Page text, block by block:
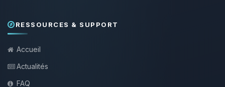
RESSOURCES & SUPPORT
Accueil
Actualités
FAQ